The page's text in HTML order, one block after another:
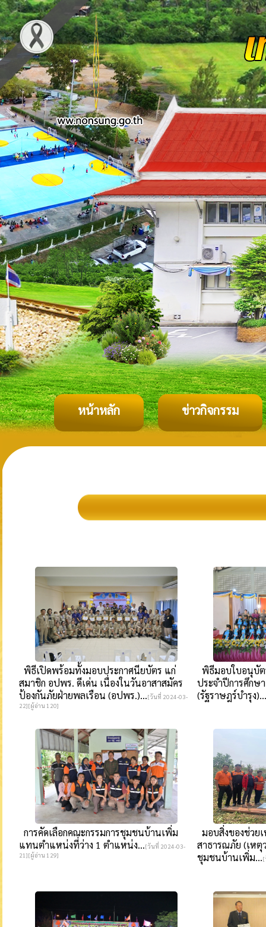
หน้าหลัก ข่าวกิจกรรม
พิธีเปิดพร้อมทั้งมอบประกาศนียบัตร แก่
สมาชิก อปพร. ดีเด่น เนื่องในวันอาสาสมัคร
ป้องกันภัยฝ่ายพลเรือน (อปพร.)...[วันที่ 2024-03-
22][ผู้อ่าน 120]
พิธีมอบใบอนุบั
ประจำปีการศึกษ
(รัฐราษฎร์บำรุง)...
การคัดเลือกคณะกรรมการชุมชนบ้านเพิ่ม
แทนตำแหน่งที่ว่าง 1 ตำแหน่ง...[วันที่ 2024-03-
21][ผู้อ่าน 129]
มอบสิ่งของช่วย
สาธารณภัย (เหตุ
ชุมชนบ้านเพิ่ม...[